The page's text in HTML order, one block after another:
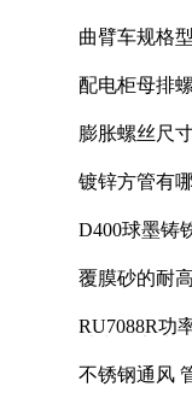
曲臂车规格
配电柜母排
膨胀螺丝尺
镀锌方管有
D400球墨铸
覆膜砂的耐
RU7088R功
不锈钢通风